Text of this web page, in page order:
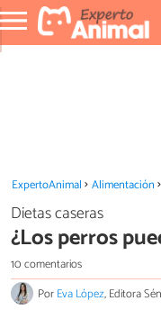
ExpertoAnimal Alimentación
Dietas caseras
¿Los perros
10 comentarios
PorEva López, Editora